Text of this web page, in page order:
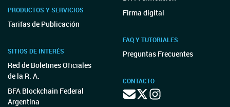
PRODUCTOS Y SERVICIOS
Tarifas de Publicación
SITIOS DE INTERÉS
Red de Boletines Oficiales
de la R. A.
BFA Blockchain Federal
Argentina
Firma digital
FAQ Y TUTORIALES
Preguntas Frecuentes
CONTACTO